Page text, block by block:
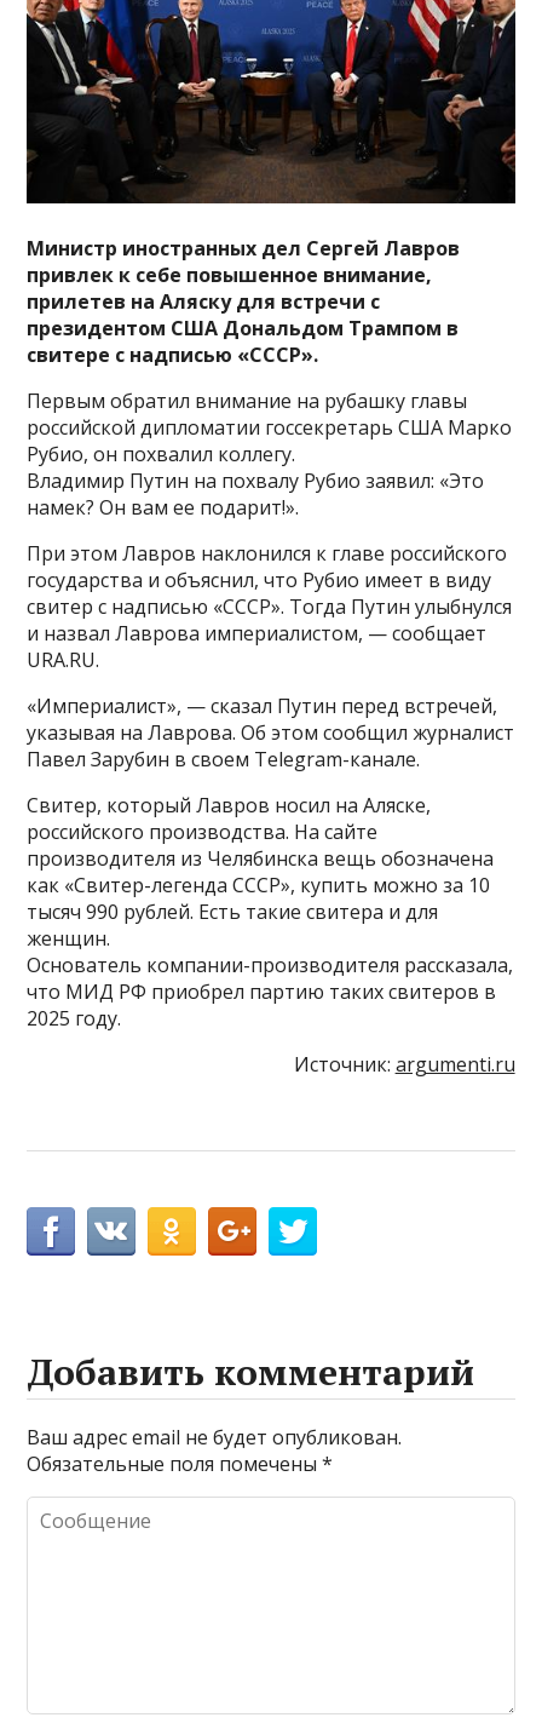
Министр иностранных дел Сергей Лавров
привлек к себе повышенное внимание,
прилетев на Аляску для встречи с
президентом США Дональдом Трампом в
свитере с надписью «СССР».
Первым обратил внимание на рубашку главы
российской дипломатии госсекретарь США Марко
Рубио, он похвалил коллегу.
Владимир Путин на похвалу Рубио заявил: «Это
намек? Он вам ее подарит!».
При этом Лавров наклонился к главе российского
государства и объяснил, что Рубио имеет в виду
свитер с надписью «СССР». Тогда Путин улыбнулся
и назвал Лаврова империалистом, — сообщает
URA.RU.
«Империалист», — сказал Путин перед встречей,
указывая на Лаврова. Об этом сообщил журналист
Павел Зарубин в своем Тelegram-канале.
Свитер, который Лавров носил на Аляске,
российского производства. На сайте
производителя из Челябинска вещь обозначена
как «Свитер-легенда СССР», купить можно за 10
тысяч 990 рублей. Есть такие свитера и для
женщин.
Основатель компании-производителя рассказала,
что МИД РФ приобрел партию таких свитеров в
2025 году.
Источник: argumenti.ru
Добавить комментарий
Ваш адрес email не будет опубликован.
Обязательные поля помечены*